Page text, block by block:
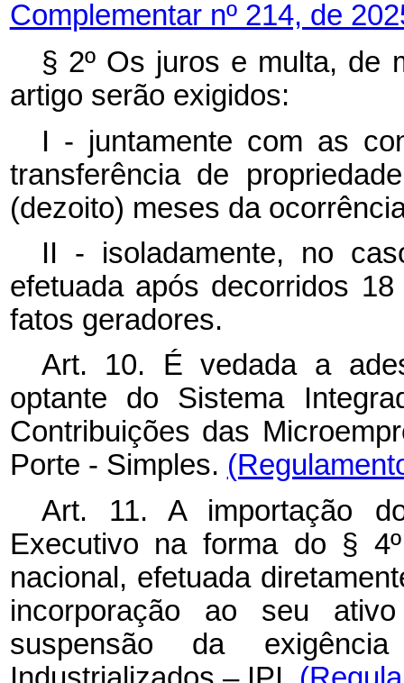
Complementar nº 214, de
§ 2º Os juros e multa, de
artigo serão exigidos:
I - juntamente com as
transferência de
(dezoito) meses da
II - isoladamente, no
efetuada após decorridos
fatos geradores.
Art. 10. É vedada a
optante do Sistema
Contribuições das
Porte - Simples.
Art. 11. A importação
Executivo na forma do §
nacional, efetuada
incorporação ao seu
suspensão da